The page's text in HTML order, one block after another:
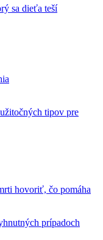
sa dieťa teší
tipov pre
hovoriť, čo pomáha
prípadoch